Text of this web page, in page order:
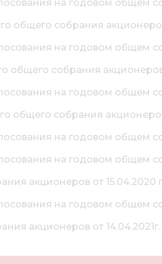
на годовом общем
общего собрания
на годовом общем
общего собрания
на годовом общем
общего собрания
на годовом общем
на годовом общем
акционеров от
на годовом общем
акционеров от